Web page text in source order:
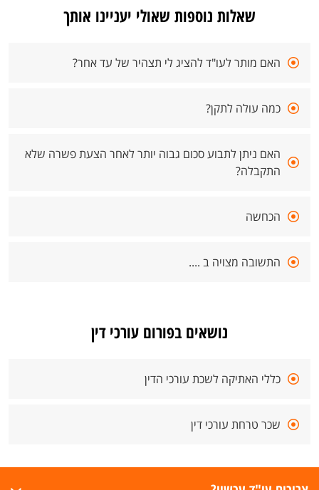
שאלות נוספות שאולי יעניינו אותך
האם מותר לעו"ד להציג לי תצהיר של עד אחר?
כמה עולה לתקן?
האם ניתן לתבוע סכום גבוה יותר לאחר הצעת פשרה שלא
התקבלה?
הכחשה
התשובה מצויה ב ....
נושאים בפורום עורכי דין
כללי האתיקה לשכת עורכי הדין
שכר טרחת עורכי דין